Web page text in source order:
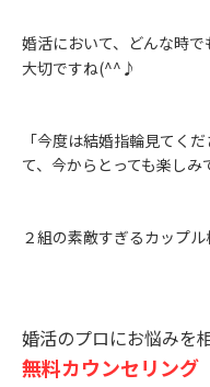
婚活において、どんな時で
大切ですね(^^♪
「今度は結婚指輪見てく
て、今からとっても楽しみ
２組の素敵すぎるカップ
婚活のプロにお悩みを
無料カウンセリング